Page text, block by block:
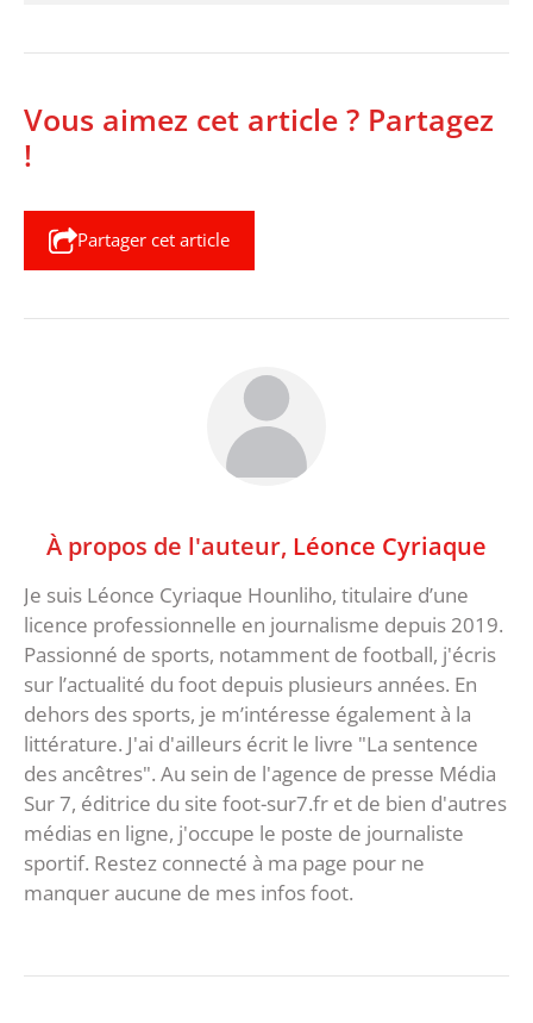
Vous aimez cet article ? Partagez
!
Partager cet article
À propos de l'auteur, Léonce Cyriaque
Je suis Léonce Cyriaque Hounliho, titulaire d’une
licence professionnelle en journalisme depuis 2019.
Passionné de sports, notamment de football, j'écris
sur l’actualité du foot depuis plusieurs années. En
dehors des sports, je m’intéresse également à la
littérature. J'ai d'ailleurs écrit le livre "La sentence
des ancêtres". Au sein de l'agence de presse Média
Sur 7, éditrice du site foot-sur7.fr et de bien d'autres
médias en ligne, j'occupe le poste de journaliste
sportif. Restez connecté à ma page pour ne
manquer aucune de mes infos foot.